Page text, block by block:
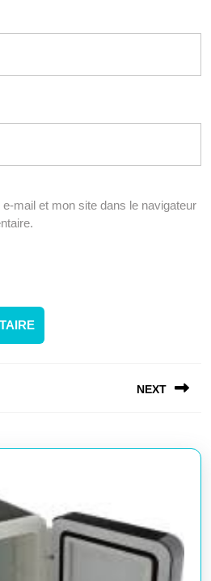
mail et mon site dans le navigateur
NEXT
suivant